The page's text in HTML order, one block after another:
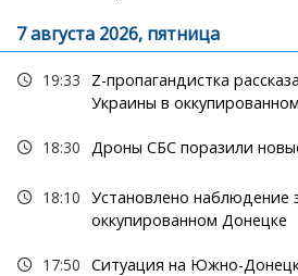
7 августа 2026, пятница
19:33
Z-пропагандистка
Украины в
18:30 Дроны СБС поразили
18:10 Установлено наблюдение
оккупированном Донецке
17:50 Ситуация на Южно-